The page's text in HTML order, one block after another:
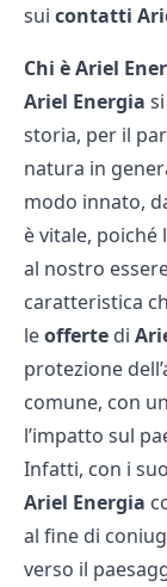
sui contatti
Chi è Ariel
Ariel Energia
storia, per il
natura in
modo innato,
è vitale, poiché
al nostro
caratteristica
leofferte di
protezione
comune, con
l’impatto sul
Infatti, con i
Ariel Energia
al fine di
verso il